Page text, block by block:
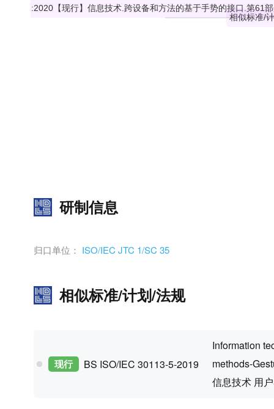
研制信息
归口单位： ISO/IEC JTC 1/SC 35
相似标准/计划/法规
现行 BS ISO/IEC 30113-5-2019
Information
methods-
信息技术 用